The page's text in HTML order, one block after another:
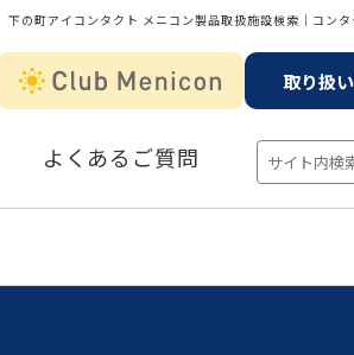
下の町アイコンタクト メニコン製品取扱施設検索│コンタ
取り扱
よくあるご質問